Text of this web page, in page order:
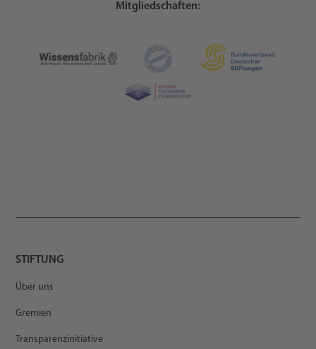
Mitgliedschaften:
STIFTUNG
Über uns
Gremien
Transparenzinitiative